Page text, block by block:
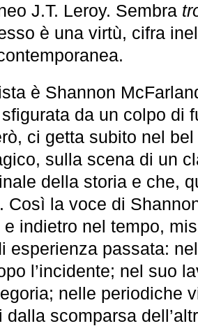
J.T. Leroy. Sembra
è una virtù, cifra
è Shannon
da un colpo di
ci getta subito nel
sulla scena di un
della storia e che,
Così la voce di
indietro nel tempo,
esperienza passata:
l’incidente; nel suo
nelle periodiche
dalla scomparsa